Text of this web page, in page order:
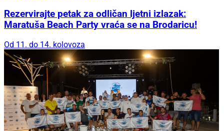
Rezervirajte petak za odličan ljetni izlazak:
Maratuša Beach Party vraća se na Brodaricu!
Od 11. do 14. kolovoza